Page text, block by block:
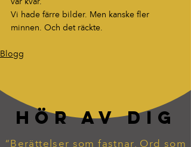
var kvar.
Vi hade färre bilder. Men kanske fler
minnen. Och det räckte.
Blogg
HÖR AV DIG
“Berättelser som fastnar. Ord som